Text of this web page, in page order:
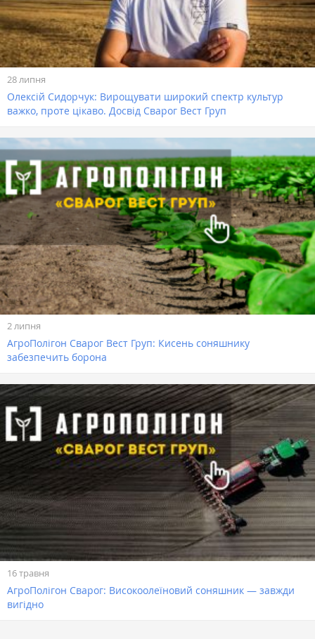
28 липня
Олексій Сидорчук: Вирощувати широкий спектр культур
важко, проте цікаво. Досвід Сварог Вест Груп
2 липня
АгроПолігон Сварог Вест Груп: Кисень соняшнику
забезпечить борона
16 травня
АгроПолігон Сварог: Високоолеїновий соняшник — завжди
вигідно